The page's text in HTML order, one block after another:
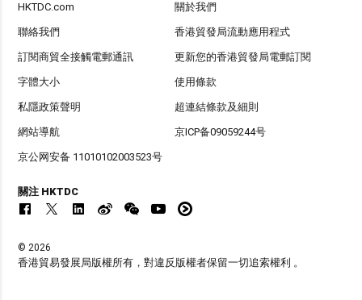
HKTDC.com 關於我們
聯絡我們 香港貿發局流動應用程式
訂閱商貿全接觸電郵通訊 更新您的香港貿發局電郵訂閱
字體大小 使用條款
私隱政策聲明 超連結條款及細則
網站導航 京ICP备09059244号
京公网安备 11010102003523号
關注 HKTDC
© 2026
香港貿易發展局版權所有，對違反版權者保留一切追索權利 。